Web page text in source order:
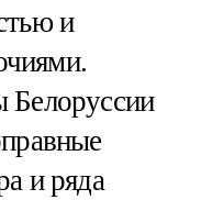
и
Белоруссии
и ряда